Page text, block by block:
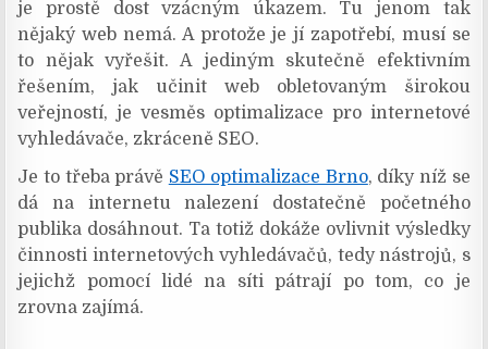
je prostě dost vzácným úkazem. Tu jenom tak
nějaký web nemá. A protože je jí zapotřebí, musí se
to nějak vyřešit. A jediným skutečně efektivním
řešením, jak učinit web obletovaným širokou
veřejností, je vesměs optimalizace pro internetové
vyhledávače, zkráceně SEO.
Je to třeba právě SEO optimalizace Brno, díky níž se
dá na internetu nalezení dostatečně početného
publika dosáhnout. Ta totiž dokáže ovlivnit výsledky
činnosti internetových vyhledávačů, tedy nástrojů, s
jejichž pomocí lidé na síti pátrají po tom, co je
zrovna zajímá.